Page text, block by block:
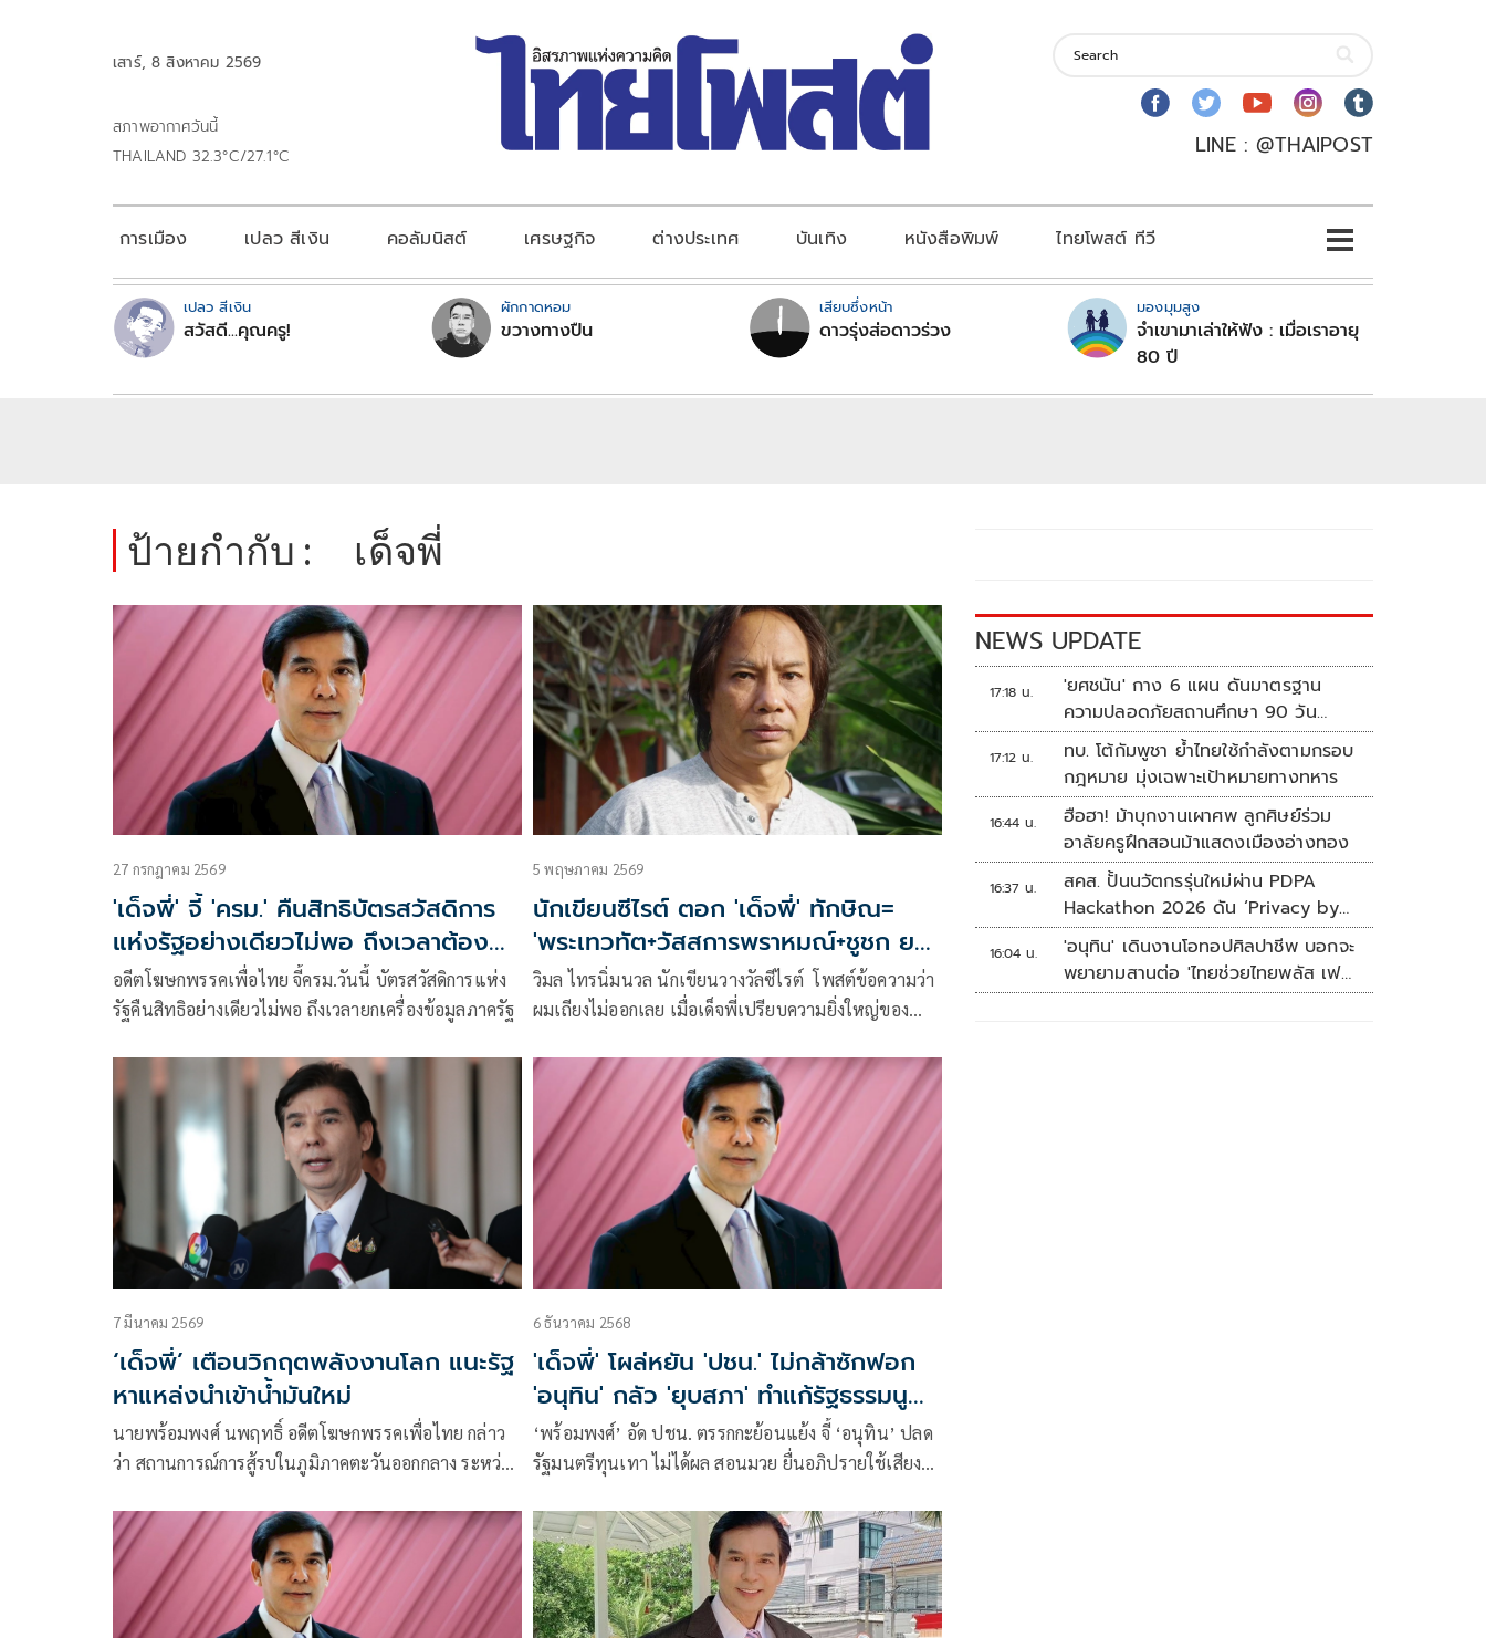
เสาร์, 8 สิงหาคม 2569
สภาพอากาศวันนี้
THAILAND 32.3°C/27.1°C
LINE : @THAIPOST
การเมือง เปลว สีเงิน คอลัมนิสต์ เศรษฐกิจ ต่างประเทศ บันเทิง หนังสือพิมพ์ ไทยโพสต์ ทีวี
เปลว สีเงิน
สวัสดี...คุณครู!
ผักกาดหอม
ขวางทางปืน
เสียบซึ่งหน้า
ดาวรุ่งส่อดาวร่วง
มองมุมสูง
จำเขามาเล่าให้ฟัง : เมื่อเราอายุ
80 ปี
ป้ายกำกับ : เด็จพี่
27 กรกฎาคม 2569
'เด็จพี่' จี้ 'ครม.' คืนสิทธิบัตรสวัสดิการ
แห่งรัฐอย่างเดียวไม่พอ ถึงเวลาต้องยก
เครื่องข้อมูลภาครัฐ
อดีตโฆษกพรรคเพื่อไทย จี้ครม.วันนี้ บัตรสวัสดิการแห่ง
รัฐคืนสิทธิอย่างเดียวไม่พอ ถึงเวลายกเครื่องข้อมูลภาครัฐ
5 พฤษภาคม 2569
นักเขียนซีไรต์ ตอก 'เด็จพี่' ทักษิณ=
'พระเทวทัต+วัสสการพราหมณ์+ชูชก ยก
กำลัง 2'
วิมล ไทรนิ่มนวล นักเขียนวางวัลซีไรต์ โพสต์ข้อความว่า
ผมเถียงไม่ออกเลย เมื่อเด็จพี่เปรียบความยิ่งใหญ่ของ
7 มีนาคม 2569
‘เด็จพี่’ เตือนวิกฤตพลังงานโลก แนะรัฐ
หาแหล่งนำเข้าน้ำมันใหม่
นายพร้อมพงศ์ นพฤทธิ์ อดีตโฆษกพรรคเพื่อไทย กล่าว
ว่า สถานการณ์การสู้รบในภูมิภาคตะวันออกกลาง ระหว่าง
บริเวณช่องแคบฮอร์มุช กำลังสร้างความกังวลต่อ
เสถียรภาพด้านพลังงานของโลก ทั้งก๊าซธรรมชาติและ
น้ำมันดิบ
6 ธันวาคม 2568
'เด็จพี่' โผล่หยัน 'ปชน.' ไม่กล้าซักฟอก
'อนุทิน' กลัว 'ยุบสภา' ทำแก้รัฐธรรมนูญ
ค้างเติ่ง
‘พร้อมพงศ์’ อัด ปชน. ตรรกกะย้อนแย้ง จี้ ‘อนุทิน’ ปลด
รัฐมนตรีทุนเทา ไม่ได้ผล สอนมวย ยื่นอภิปรายใช้เสียง
ธน. มากกว่า ซักฟอกในสภาฯ ชี้ ทำแฟนคลับผิดหวัง
เตรียมโดนลงโทษวันเลือกตั้ง
NEWS UPDATE
17:18 น.
'ยศชนัน' กาง 6 แผน ดันมาตรฐาน
ความปลอดภัยสถานศึกษา 90 วัน
ป้องกันก่อเหตุรุนแรง
17:12 น.
ทบ. โต้กัมพูชา ย้ำไทยใช้กำลังตามกรอบ
กฎหมาย มุ่งเฉพาะเป้าหมายทางทหาร
16:44 น.
ฮือฮา! ม้าบุกงานเผาศพ ลูกศิษย์ร่วม
อาลัยครูฝึกสอนม้าแสดงเมืองอ่างทอง
16:37 น.
สคส. ปั้นนวัตกรรุ่นใหม่ผ่าน PDPA
Hackathon 2026 ดัน ‘Privacy by
Design for all’ สู่โซลูชันคุ้มครอง
ข้อมูลส่วนบุคคลที่ใช้ได้จริง
16:04 น.
'อนุทิน' เดินงานโอทอปศิลปาชีพ บอกจะ
พยายามสานต่อ 'ไทยช่วยไทยพลัส เฟส
2'